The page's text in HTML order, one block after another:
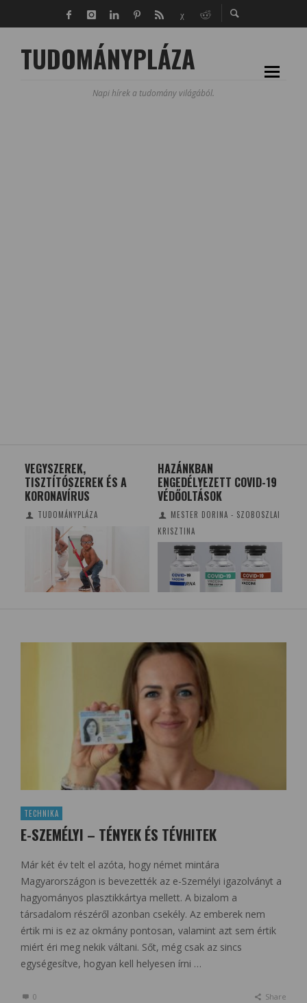
TUDOMÁNYPLÁZA
Napi hírek a tudomány világából.
VEGYSZEREK,
TISZTÍTÓSZEREK ÉS A
KORONAVÍRUS
TUDOMÁNYPLÁZA
HAZÁNKBAN
ENGEDÉLYEZETT COVID-19
VÉDŐOLTÁSOK
MESTER DORINA - SZOBOSZLAI
KRISZTINA
TECHNIKA
E-SZEMÉLYI – TÉNYEK ÉS TÉVHITEK
Már két év telt el azóta, hogy német mintára
Magyarországon is bevezették az e-Személyi igazolványt a
hagyományos plasztikkártya mellett. A bizalom a
társadalom részéről azonban csekély. Az emberek nem
értik mi is ez az okmány pontosan, valamint azt sem értik
miért éri meg nekik váltani. Sőt, még csak az sincs
egységesítve, hogyan kell helyesen írni …
0 Share